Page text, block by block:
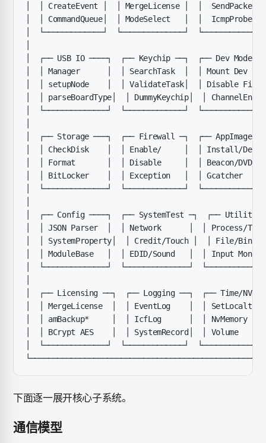
│  │ CreateEvent │  │ MergeLicense │  │
│  │ CommandQueue│  │ ModeSelect   │  │
│  └─────────────┘  └──────────────┘
│  ┌── USB IO ────┐  ┌── Keychip ──┐  ┌── Dev
│  │ Manager      │  │ SearchTask  │  │ Mount Dev
│  │ setupNode    │  │ ValidateTask│  │ Disable
│  │ parseBoardType│  │ DummyKeychip│  │
│  └──────────────┘  └─────────────┘
│  ┌── Storage ───┐  ┌── Firewall ─┐  ┌── AppImage
│  │ CheckDisk    │  │ Enable/     │  │ Install/
│  │ Format       │  │ Disable     │  │ Beacon/
│  │ BitLocker    │  │ Exception   │  │
│  └──────────────┘  └─────────────┘
│  ┌── Config ────┐  ┌── SystemTest ─┐  ┌──
│  │ JSON Parser  │  │ Network      │  │ Process/
│  │ SystemProperty│  │ Credit/Touch │  │ File/
│  │ ModuleBase   │  │ EDID/Sound   │  │ Input
│  └──────────────┘  └──────────────┘
│  ┌── Licensing ──┐  ┌── Logging ──┐  ┌── Time/
│  │ MergeLicense  │  │ EventLog    │  │
│  │ amBackup*     │  │ IcfLog      │  │
│  │ BCrypt AES    │  │ SystemRecord│  │
│  └──────────────┘  └─────────────┘
下面逐一展开核心子系统。
通信模型